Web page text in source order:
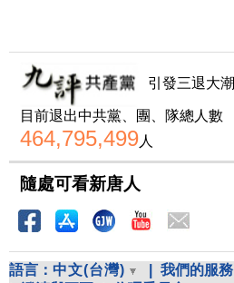
引發三退大潮
目前退出中共黨、團、隊總人數
464,795,499人
隨處可看新唐人
語言： 中文(台灣) 我們的服務